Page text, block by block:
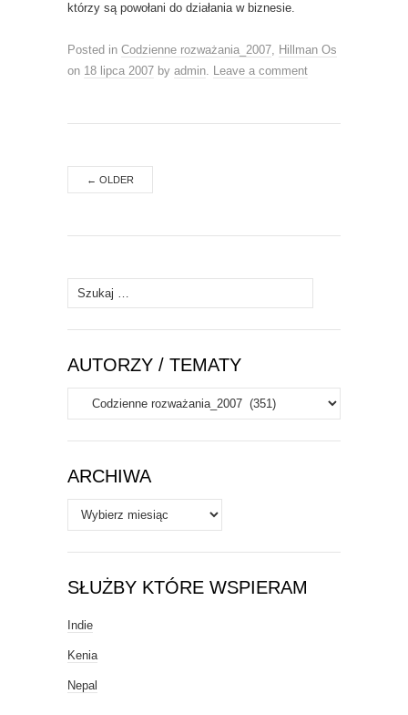
którzy są powołani do działania w biznesie.
Posted in Codzienne rozważania_2007, Hillman Os
on 18 lipca 2007 by admin. Leave a comment
← OLDER
Szukaj:
AUTORZY / TEMATY
Autorzy
/
Tematy
ARCHIWA
Archiwa
SŁUŻBY KTÓRE WSPIERAM
Indie
Kenia
Nepal